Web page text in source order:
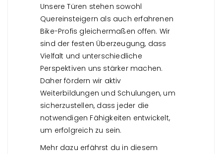
Unsere Türen stehen sowohl
Quereinsteigern als auch erfahrenen
Bike-Profis gleichermaßen offen. Wir
sind der festen Überzeugung, dass
Vielfalt und unterschiedliche
Perspektiven uns stärker machen.
Daher fördern wir aktiv
Weiterbildungen und Schulungen, um
sicherzustellen, dass jeder die
notwendigen Fähigkeiten entwickelt,
um erfolgreich zu sein.
Mehr dazu erfährst du in diesem